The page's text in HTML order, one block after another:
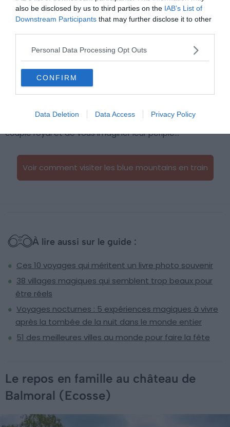
also be disclosed by us to third parties on the IAB’s List of
Downstream Participants that may further disclose it to other
Personal Data Processing Opt Outs
CONFIRM
Data Deletion Data Access Privacy Policy
placés sur la voie pour le faire dérailler et le faire chuter
l’affaire est restée secrète pendant plusieurs décennies.
Aujourd’hui, vous pouvez toujours
Mountains en trainmême si beaucoup le font aussien
permettra de vous mettre un instant dans la peau du
couple royal et de vous imaginer leur périple…
Voir comment visiter les blue mountains en train
À lire aussi sur le guide :
Ces 10 voyages qui méritent un livre photo souvenir
38 villages magiques qui semblent trop beaux pour
être réels
Voyages nocturnes : 5 expériences magiques à vivre
après la tombée de la nuit dans le monde entier
51 des meilleures villes au monde pour faire la fête
Le repos en famille au château de
Balmoral (Ecosse)